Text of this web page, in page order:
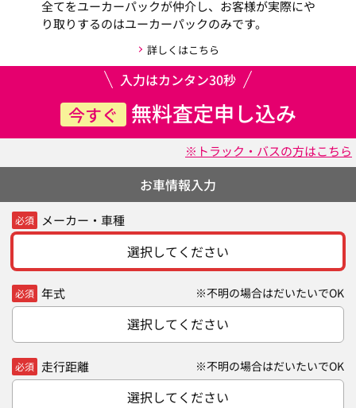
全てをユーカーパックが仲介し、お客様が実際にや
り取りするのはユーカーパックのみです。
詳しくはこちら
入力はカンタン30秒
今すぐ 無料査定申し込み
※トラック・バスの方はこちら
お車情報入力
必須 メーカー・車種
選択してください
必須 年式 ※不明の場合はだいたいでOK
選択してください
必須 走行距離 ※不明の場合はだいたいでOK
選択してください